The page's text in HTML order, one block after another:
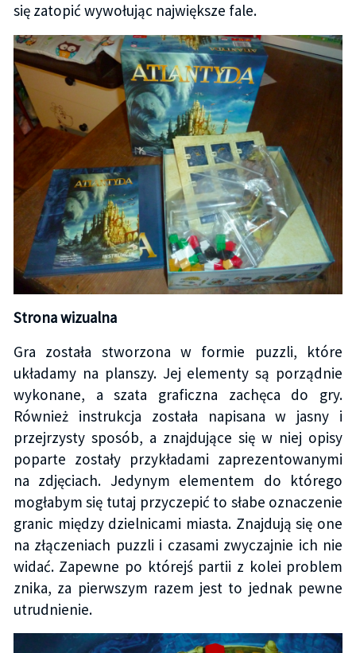
się zatopić wywołując największe fale.
Strona wizualna
Gra została stworzona w formie puzzli, które
układamy na planszy. Jej elementy są porządnie
wykonane, a szata graficzna zachęca do gry.
Również instrukcja została napisana w jasny i
przejrzysty sposób, a znajdujące się w niej opisy
poparte zostały przykładami zaprezentowanymi
na zdjęciach. Jedynym elementem do którego
mogłabym się tutaj przyczepić to słabe oznaczenie
granic między dzielnicami miasta. Znajdują się one
na złączeniach puzzli i czasami zwyczajnie ich nie
widać. Zapewne po którejś partii z kolei problem
znika, za pierwszym razem jest to jednak pewne
utrudnienie.